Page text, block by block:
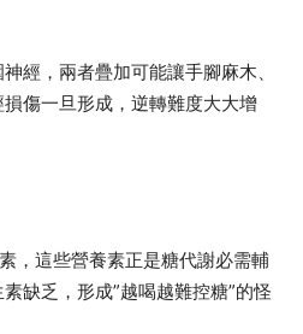
經，兩者疊加可能讓手腳麻木、
傷一旦形成，逆轉難度大大增
，這些營養素正是糖代謝必需輔
缺乏，形成”越喝越難控糖”的怪